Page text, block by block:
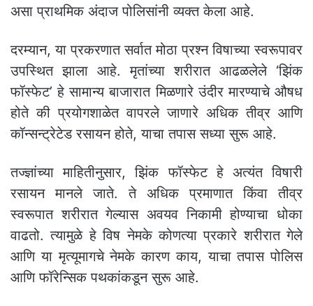
असा प्राथमिक अंदाज पोलिसांनी व्यक्त केला आहे.
दरम्यान, या प्रकरणात सर्वात मोठा प्रश्न विषाच्या स्वरूपावर
उपस्थित झाला आहे. मृतांच्या शरीरात आढळलेले ‘झिंक
फॉस्फेट’ हे सामान्य बाजारात मिळणारे उंदीर मारण्याचे औषध
होते की प्रयोगशाळेत वापरले जाणारे अधिक तीव्र आणि
कॉन्सन्ट्रेटेड रसायन होते, याचा तपास सध्या सुरू आहे.
तज्ज्ञांच्या माहितीनुसार, झिंक फॉस्फेट हे अत्यंत विषारी
रसायन मानले जाते. ते अधिक प्रमाणात किंवा तीव्र
स्वरूपात शरीरात गेल्यास अवयव निकामी होण्याचा धोका
वाढतो. त्यामुळे हे विष नेमके कोणत्या प्रकारे शरीरात गेले
आणि या मृत्यूमागचे नेमके कारण काय, याचा तपास पोलिस
आणि फॉरेन्सिक पथकांकडून सुरू आहे.